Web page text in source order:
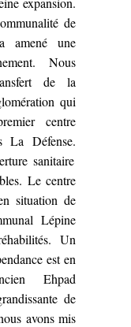
de
amené une
Nous
de la
qui
centre
La Défense.
sanitaire
Le centre
situation de
Lépine
Un
est en
Ehpad
de
avons mis